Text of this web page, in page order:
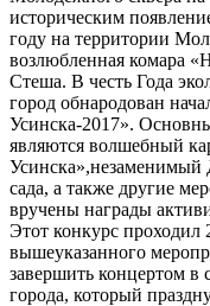
историческим
году на территории
возлюбленная комара
Стеша. В честь Года
город обнародован
Усинска-2017».
являются волшебный
Усинска»,незаменимый
сада, а также другие
вручены награды
Этот конкурс
вышеуказанного
завершить концертом
города, который